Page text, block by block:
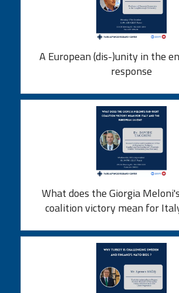
A European (dis-)unity in the
response
What does the Giorgia
coalition victory mean for